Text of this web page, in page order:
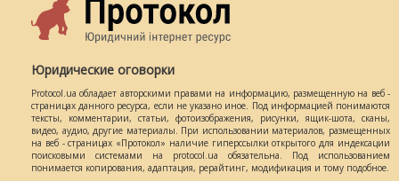
Юридические оговорки
Protocol.ua обладает авторскими правами на информацию, размещенную на веб -
страницах данного ресурса, если не указано иное. Под информацией понимаются
тексты, комментарии, статьи, фотоизображения, рисунки, ящик-шота, сканы,
видео, аудио, другие материалы. При использовании материалов, размещенных
на веб - страницах «Протокол» наличие гиперссылки открытого для индексации
поисковыми системами на protocol.ua обязательна. Под использованием
понимается копирования, адаптация, рерайтинг, модификация и тому подобное.